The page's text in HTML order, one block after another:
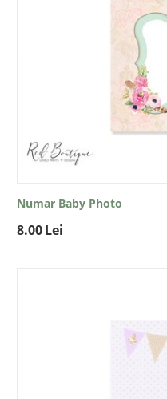
Numar Baby Photo
8.00Lei